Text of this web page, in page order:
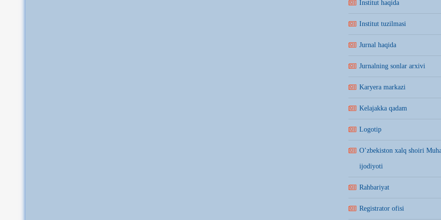
Institut haqida
Institut tuzilmasi
Jurnal haqida
Jurnalning sonlar arxivi
Karyera markazi
Kelajakka qadam
Logotip
O’zbekiston xalq shoiri
ijodiyoti
Rahbariyat
Registrator ofisi